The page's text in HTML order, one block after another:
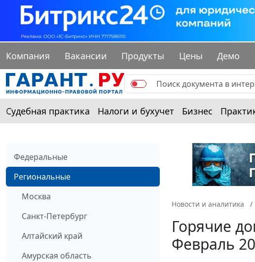
Компания Вакансии Продукты Цены Демо
Судебная практика Налоги и бухучет Бизнес
Федеральные
Региональные
Москва
Санкт-Петербург
Алтайский край
Амурская область
Новости и аналитика
Горячие
Февраль